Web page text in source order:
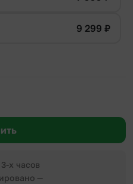
9 299 ₽
х часов
—